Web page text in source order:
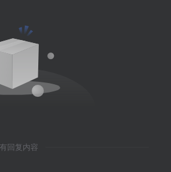
回复内容